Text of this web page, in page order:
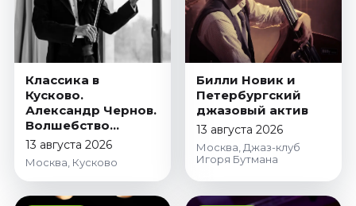
Классика в
Кусково.
Александр Чернов.
Волшебство
скрипки
13 августа 2026
Москва, Кусково
Билли Новик и
Петербургский
джазовый актив
13 августа 2026
Москва, Джаз-клуб
Игоря Бутмана